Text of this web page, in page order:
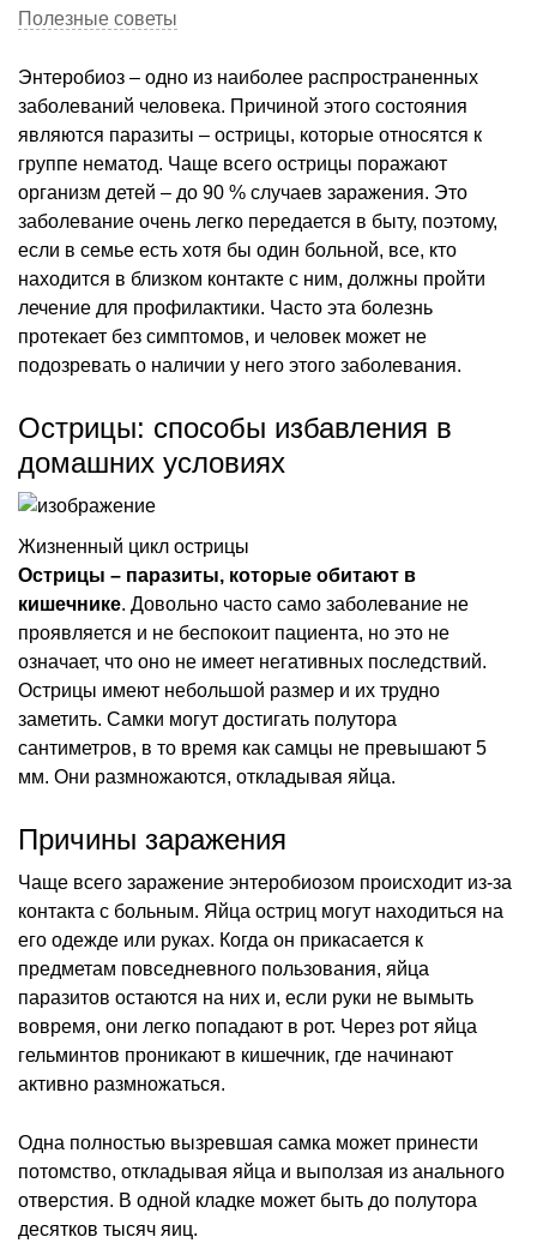
Полезные советы
Энтеробиоз – одно из наиболее распространенных
заболеваний человека. Причиной этого состояния
являются паразиты – острицы, которые относятся к
группе нематод. Чаще всего острицы поражают
организм детей – до 90 % случаев заражения. Это
заболевание очень легко передается в быту, поэтому,
если в семье есть хотя бы один больной, все, кто
находится в близком контакте с ним, должны пройти
лечение для профилактики. Часто эта болезнь
протекает без симптомов, и человек может не
подозревать о наличии у него этого заболевания.
Острицы: способы избавления в
домашних условиях
Жизненный цикл острицы
Острицы – паразиты, которые обитают в
кишечнике. Довольно часто само заболевание не
проявляется и не беспокоит пациента, но это не
означает, что оно не имеет негативных последствий.
Острицы имеют небольшой размер и их трудно
заметить. Самки могут достигать полутора
сантиметров, в то время как самцы не превышают 5
мм. Они размножаются, откладывая яйца.
Причины заражения
Чаще всего заражение энтеробиозом происходит из-за
контакта с больным. Яйца остриц могут находиться на
его одежде или руках. Когда он прикасается к
предметам повседневного пользования, яйца
паразитов остаются на них и, если руки не вымыть
вовремя, они легко попадают в рот. Через рот яйца
гельминтов проникают в кишечник, где начинают
активно размножаться.
Одна полностью вызревшая самка может принести
потомство, откладывая яйца и выползая из анального
отверстия. В одной кладке может быть до полутора
десятков тысяч яиц.